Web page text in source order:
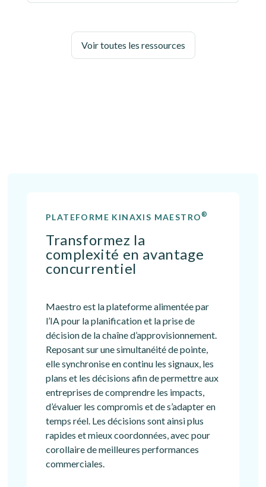
Voir toutes les ressources
PLATEFORME KINAXIS MAESTRO®
Transformez la
complexité en avantage
concurrentiel
Maestro est la plateforme alimentée par
l’IA pour la planification et la prise de
décision de la chaîne d’approvisionnement.
Reposant sur une simultanéité de pointe,
elle synchronise en continu les signaux, les
plans et les décisions afin de permettre aux
entreprises de comprendre les impacts,
d’évaluer les compromis et de s’adapter en
temps réel. Les décisions sont ainsi plus
rapides et mieux coordonnées, avec pour
corollaire de meilleures performances
commerciales.